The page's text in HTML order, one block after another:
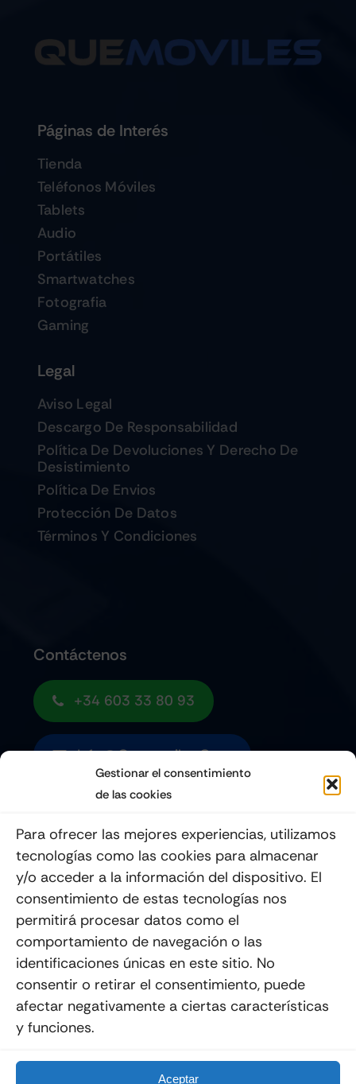
Gestionar el consentimiento
de las cookies
Para ofrecer las mejores experiencias, utilizamos
tecnologías como las cookies para almacenar
y/o acceder a la información del dispositivo. El
consentimiento de estas tecnologías nos
permitirá procesar datos como el
comportamiento de navegación o las
identificaciones únicas en este sitio. No
consentir o retirar el consentimiento, puede
afectar negativamente a ciertas características
y funciones.
Aceptar
Páginas de Interés
Tienda
Teléfonos Móviles
Tablets
Audio
Portátiles
Smartwatches
Fotografia
Gaming
Legal
Aviso Legal
Descargo De Responsabilidad
Política De Devoluciones Y Derecho De
Desistimiento
Política De Envios
Protección De Datos
Términos Y Condiciones
Contáctenos
+34 603 33 80 93
Info@quemoviles.com
Enviar
Diseñada Por La Esquina Creativa
Todos Los Derechos Reservados